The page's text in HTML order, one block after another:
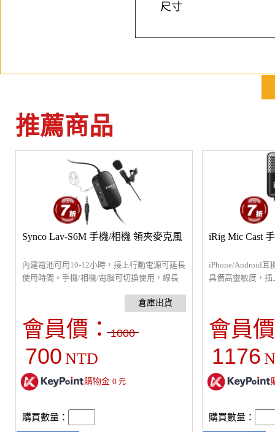
尺寸
推薦商品
Synco Lav-S6M 手機/相機 領夾麥克風
內建電池可用10-12小時，接上行動電源可延長
使用時間。手機/相機/電腦可切換使用，線長
術，在移動時還能保持良好收音的情況，夾於
領口位置有極佳收音效果。適合直播、教學影
片收音使用。
會員價：1000
700 NTD
購物金 0元
購買數量：
iRig Mic Cast
iPhone/Android耳
具備高靈敏度，
會員
1176
購買數量：